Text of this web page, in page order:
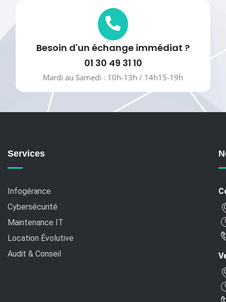
Besoin d'un échange immédiat ?
01 30 49 31 10
Mardi au Samedi : 10h-13h / 14h15-19h
Services
Infogérance
Cybersécurité
Maintenance IT
Location Évolutive
Audit & Conseil